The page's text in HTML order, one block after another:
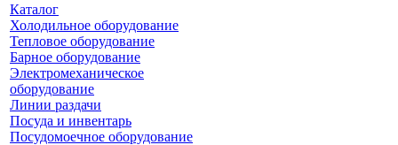
Каталог
Холодильное оборудование
Тепловое оборудование
Барное оборудование
Электромеханическое
оборудование
Линии раздачи
Посуда и инвентарь
Посудомоечное оборудование